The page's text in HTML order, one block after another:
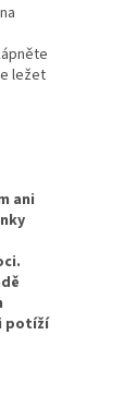
ležet
ani
potíží